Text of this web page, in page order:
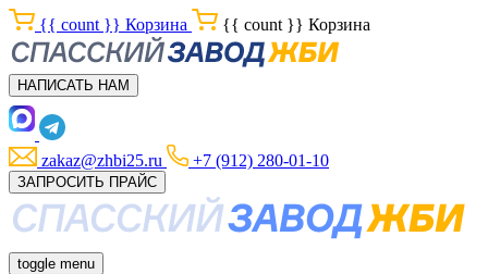
{{ count }} Корзина {{ count }} Корзина
НАПИСАТЬ НАМ
zakaz@zhbi25.ru +7 (912) 280-01-10
ЗАПРОСИТЬ ПРАЙС
toggle menu